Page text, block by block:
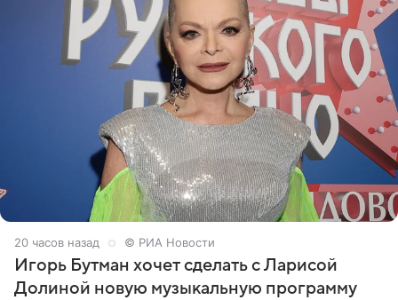
20 часов назад © РИА Новости
Игорь Бутман хочет сделать с Ларисой
Долиной новую музыкальную программу